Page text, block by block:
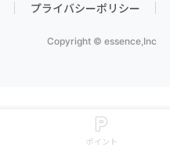
今すぐポイントGET
プライバシーポリシー
Copyright © essence,Inc
ポイント